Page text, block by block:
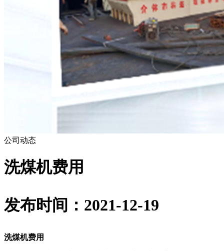
公司动态
洗煤机费用
发布时间：2021-12-19
洗煤机费用